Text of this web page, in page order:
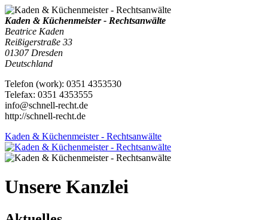
Kaden & Küchenmeister - Rechtsanwälte
Beatrice Kaden
Reißigerstraße 33
01307 Dresden
Deutschland
Telefon (work): 0351 4353530
Telefax: 0351 4353555
info@schnell-recht.de
http://schnell-recht.de
Kaden & Küchenmeister - Rechtsanwälte
Unsere Kanzlei